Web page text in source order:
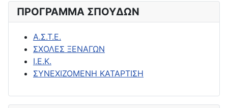
ΠΡΟΓΡΑΜΜΑ ΣΠΟΥΔΩΝ
Α.Σ.Τ.Ε.
ΣΧΟΛΕΣ ΞΕΝΑΓΩΝ
Ι.Ε.Κ.
ΣΥΝΕΧΙΖΟΜΕΝΗ ΚΑΤΑΡΤΙΣΗ